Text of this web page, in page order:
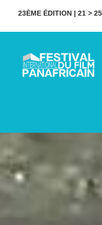
23ÈME ÉDITION | 21 >